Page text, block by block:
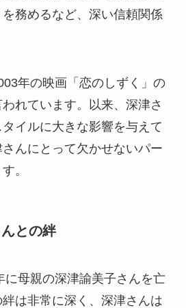
務めるなど、深い信頼関係
年の映画「恋のしずく」の
れています。以来、深津さ
イルに大きな影響を与えて
んにとって欠かせないパー
。
との絆
に母親の深津諭美子さんを亡
は非常に深く、深津さんは